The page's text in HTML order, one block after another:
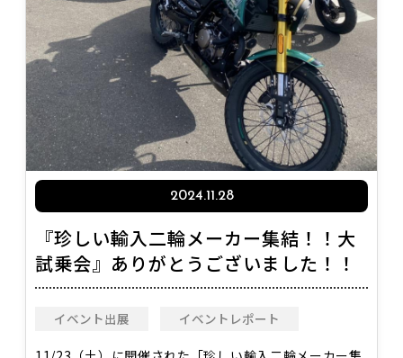
2024.11.28
『珍しい輸入二輪メーカー集結！！大
試乗会』ありがとうございました！！
イベント出展 イベントレポート